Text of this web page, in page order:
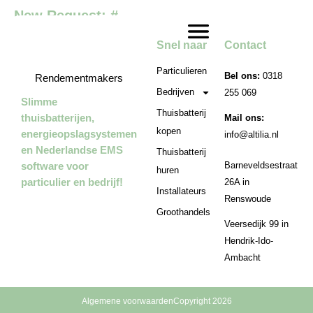
New Request: #
Rendementmakers
Slimme
thuisbatterijen,
energieopslagsystemen
en Nederlandse EMS
software voor
particulier en bedrijf!
Snel naar
Particulieren
Bedrijven
Thuisbatterij
kopen
Thuisbatterij
huren
Installateurs
Groothandels
Contact
Bel ons: 0318
255 069
Mail ons:
info@altilia.nl
Barneveldsestraat
26A in
Renswoude
Veersedijk 99 in
Hendrik-Ido-
Ambacht
Algemene voorwaardenCopyright 2026